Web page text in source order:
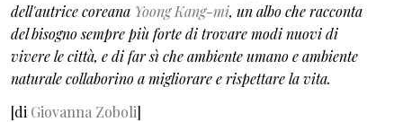
dell'autrice coreana Yoong Kang-mi, un albo che racconta
del bisogno sempre più forte di trovare modi nuovi di
vivere le città, e di far sì che ambiente umano e ambiente
naturale collaborino a migliorare e rispettare la vita.
[di Giovanna Zoboli]